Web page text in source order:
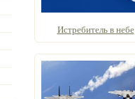
Истребитель в небе